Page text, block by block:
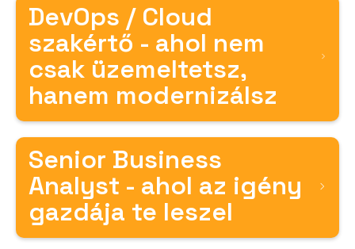
DevOps / Cloud
szakértő - ahol nem
csak üzemeltetsz,
hanem modernizálsz
Senior Business
Analyst - ahol az igény
gazdája te leszel